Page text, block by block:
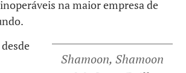
na maior empresa de
Shamoon, Shamoon